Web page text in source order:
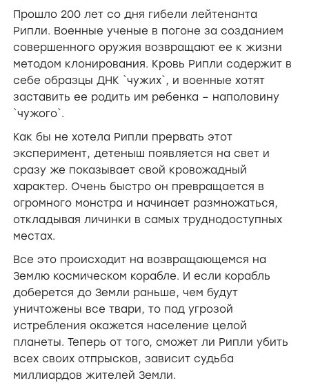
Прошло 200 лет со дня гибели лейтенанта
Рипли. Военные ученые в погоне за созданием
совершенного оружия возвращают ее к жизни
методом клонирования. Кровь Рипли содержит в
себе образцы ДНК `чужих`, и военные хотят
заставить ее родить им ребенка – наполовину
`чужого`.
Как бы не хотела Рипли прервать этот
эксперимент, детеныш появляется на свет и
сразу же показывает свой кровожадный
характер. Очень быстро он превращается в
огромного монстра и начинает размножаться,
откладывая личинки в самых труднодоступных
местах.
Все это происходит на возвращающемся на
Землю космическом корабле. И если корабль
доберется до Земли раньше, чем будут
уничтожены все твари, то под угрозой
истребления окажется население целой
планеты. Теперь от того, сможет ли Рипли убить
всех своих отпрысков, зависит судьба
миллиардов жителей Земли.